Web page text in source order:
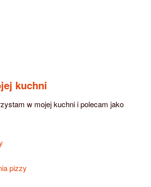
kuchni
w mojej kuchni i polecam jako
pizzy